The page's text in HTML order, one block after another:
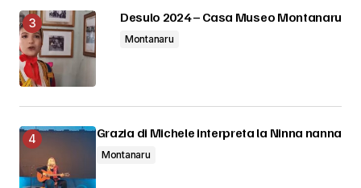
Desulo 2024 – Casa Museo Montanaru
Montanaru
Grazia di Michele interpreta la Ninna nanna
Montanaru